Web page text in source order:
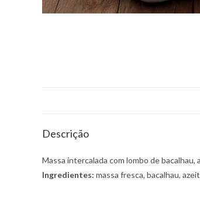
Descrição
Massa intercalada com lombo de
Ingredientes: massa fresca, bacalhau,